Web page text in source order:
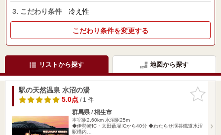
3. こだわり条件 冷え性
こだわり条件を変更する
リストから探す 地図から探す
お気に入
りに追加
駅の天然温泉 水沼の湯
5.0点/ 1 件
群馬県 / 桐生市
本宿駅2.60km 水沼駅25m
◆伊勢崎IC・太田藪塚ICから40分 ◆わたらせ渓谷鐵道水沼
駅構内…